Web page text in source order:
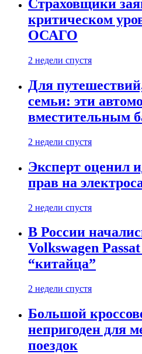
Страховщики
критическом
ОСАГО
2 недели спустя
Для
семьи: эти
вместительным
2 недели спустя
Эксперт оценил
прав на
2 недели спустя
В России
Volkswagen
“китайца”
2 недели спустя
Большой
непригоден для
поездок